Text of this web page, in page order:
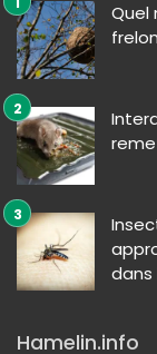
Quel
dans
Hamelin.info